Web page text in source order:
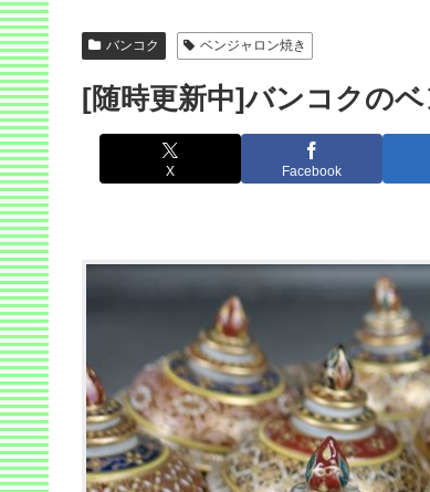
バンコク ベンジャロン焼き
[随時更新中]バンコクの
X Facebook